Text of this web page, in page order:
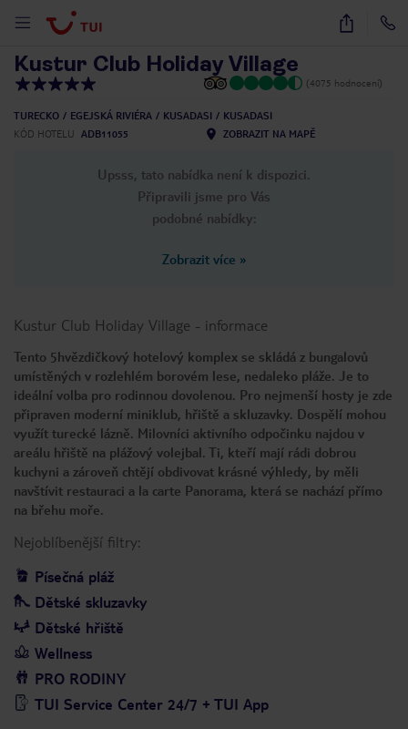
73
Kustur Club Holiday Village
(4075 hodnocení)
TURECKO EGEJSKÁ RIVIÉRA KUSADASI
KUSADASI
KÓD HOTELU
ADB11055 ZOBRAZIT NA MAPĚ
Upsss, tato nabídka není k dispozici.
Připravili jsme pro Vás
podobné nabídky:
Zobrazit více »
Kustur Club Holiday Village - informace
Tento 5hvězdičkový hotelový komplex se skládá z bungalovů
umístěných v rozlehlém borovém lese, nedaleko pláže. Je to
ideální volba pro rodinnou dovolenou. Pro nejmenší hosty je zde
připraven moderní miniklub, hřiště a skluzavky. Dospělí mohou
využít turecké lázně. Milovníci aktivního odpočinku najdou v
areálu hřiště na plážový volejbal. Ti, kteří mají rádi dobrou
kuchyni a zároveň chtějí obdivovat krásné výhledy, by měli
navštívit restauraci a la carte Panorama, která se nachází přímo
na břehu moře.
Nejoblíbenější filtry:
Písečná pláž
Dětské skluzavky
Dětské hřiště
Wellness
PRO RODINY
TUI Service Center 24/7 + TUI App